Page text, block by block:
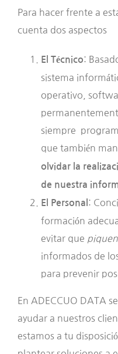
Para hacer frente a
cuenta dos aspectos
El Técnico:
sistema
operativo,
siempre
que también
olvidar la
de nuestra
El Personal :
formación
evitar que piquen
informados de
para prevenir
En ADECCUO DATA
ayudar a nuestros
estamos a tu